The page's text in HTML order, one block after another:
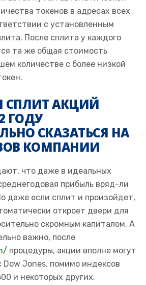
токенов в адресах всех
с установленным
После сплита у каждого
та же общая стоимость
количестве с более низкой
СПЛИТ АКЦИЙ
ГОДУ
СКАЗАТЬСЯ НА
КОМПАНИИ
что даже в идеальных
прибыль вряд-ли
даже если сплит и произойдет,
откроет двери для
скромным капиталом. А
важно, после
процедуры, акции вполне могут
Dow Jones, помимо индексов
и некоторых других.